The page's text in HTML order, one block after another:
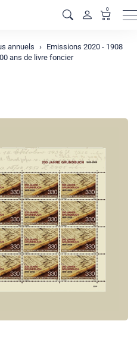
0
annuels
Emissions 2020 - 1908
ans de livre foncier